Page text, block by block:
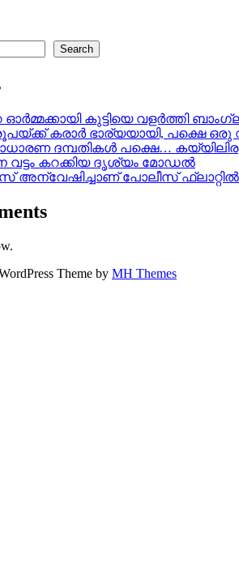
Search
കുട്ടിയെ വളർത്തി
കരാർ ഭാര്യയായി, പക്ഷെ
ദമ്പതികൾ പക്ഷെ…
വട്ടം കറക്കിയ ദൃശ്യം മോഡല്‍
അന്വേഷിച്ചാണ് പോലീസ്
Theme by MH Themes